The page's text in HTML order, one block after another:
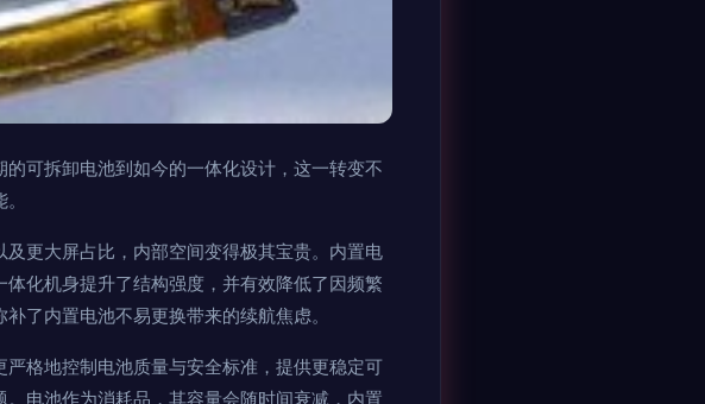
可拆卸电池到如今的一体化设计，这一转变不
更大屏占比，内部空间变得极其宝贵。内置电
化机身提升了结构强度，并有效降低了因频繁
了内置电池不易更换带来的续航焦虑。
格地控制电池质量与安全标准，提供更稳定可
电池作为消耗品，其容量会随时间衰减，内置